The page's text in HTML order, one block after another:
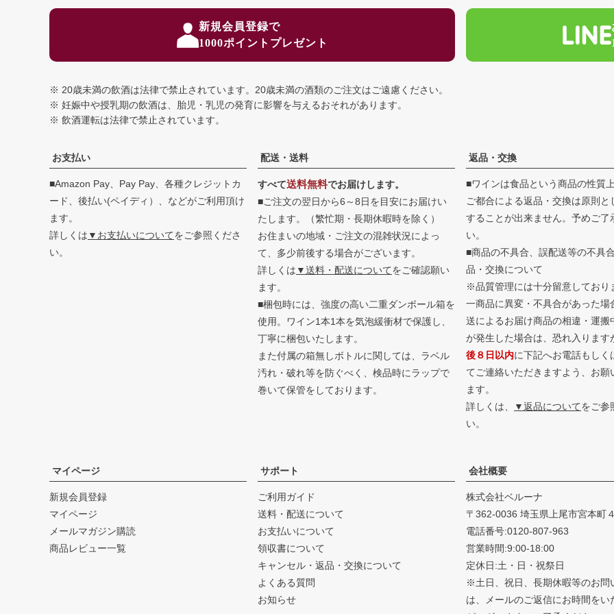
新規会員登録で
1000ポイントプレゼント
20歳未満の飲酒は法律で禁止されています。 20歳未満の酒類のご注文はご遠慮ください。
妊娠中や授乳期の飲酒は、胎児・乳児の発育に影響を与えるおそれがあります。
飲酒運転は法律で禁止されています。
お支払い
■Amazon Pay、Pay Pay、各種クレジットカ
ード、後払い(ペイディ）、などがご利用頂け
ます。
詳しくは ▼お支払いについてをご参照くださ
い。
配送・送料
すべて送料無料でお届けします。
■ご注文の翌日から6～8日を目安にお届けい
たします。（繁忙期・長期休暇時を除く）
お住まいの地域・ご注文の混雑状況によっ
て、多少前後する場合がございます。
詳しくは ▼送料・配送についてをご確認願い
ます。
■梱包時には、強度の高い二重ダンボール箱を
使用。ワイン1本1本を気泡緩衝材で保護し、
丁寧に梱包いたします。
また付属の箱無しボトルに関しては、ラベル
汚れ・破れ等を防ぐべく、検品時にラップで
巻いて保管をしております。
返品・交換
■ワインは食品という商品の性質
ご都合による返品・交換は原則と
することが出来ません。予めご了
い。
■商品の不具合、誤配送等の不具
品・交換について
※品質管理には十分留意しており
一商品に異変・不具合があった場
送によるお届け商品の相違・運搬
が発生した場合は、恐れ入ります
後８日以内に下記へお電話もしく
てご連絡いただきますよう、お願
ます。
詳しくは、
▼返品についてをご参
い。
マイページ
新規会員登録
マイページ
メールマガジン購読
商品レビュー一覧
サポート
ご利用ガイド
送料・配送について
お支払いについて
領収書について
キャンセル・返品・ 交換について
よくある質問
お知らせ
会社概要
株式会社ベルーナ
362-0036 埼玉県上尾市宮本町
電話番号:0120-807-963
営業時間:9:00-18:00
定休日:土・日・祝祭日
※土日、祝日、長期休暇等のお問
は、メールのご返信にお時間をい